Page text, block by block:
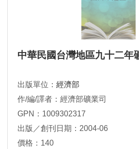
中華民國台灣地區九十二年
出版單位： 經濟部
作/編/譯者：經濟部礦業司
GPN：1009302317
出版／創刊日期：2004-06
價格：140